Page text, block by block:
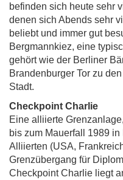
befinden sich heute sehr
denen sich Abends sehr
beliebt und immer gut
Bergmannkiez, eine
gehört wie der Berliner
Brandenburger Tor zu
Stadt.
Checkpoint Charlie
Eine alliierte
bis zum Mauerfall 1989
Alliierten (USA,
Grenzübergang für
Checkpoint Charlie liegt